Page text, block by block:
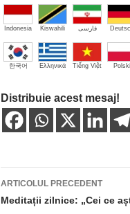
Indonesia Kiswahili فارسی
한국어 Ελληνικά Tiếng Việt Polski
Distribuie acest mesaj!
Navigare
în
ARTICOLUL PRECEDENT
Meditații zilnice: „Cei ce